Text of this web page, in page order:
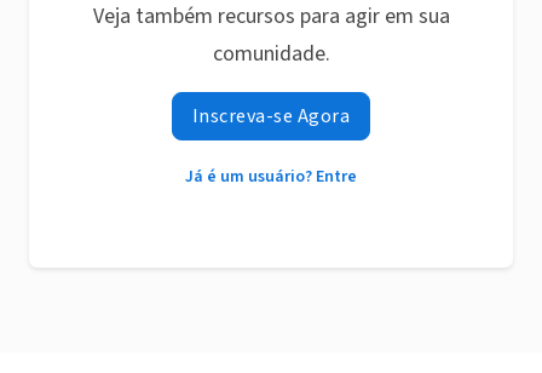
Veja também recursos para agir em sua
comunidade.
Inscreva-se Agora
Já é um usuário? Entre